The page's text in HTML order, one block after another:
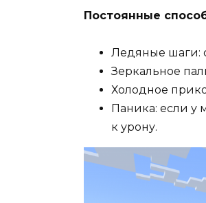
Постоянные
Ледяные шаги:
Зеркальное
Холодное
Паника: если у
к урону.